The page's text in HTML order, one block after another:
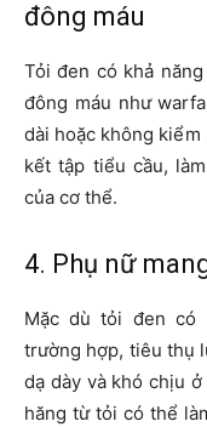
đông máu
Tỏi đen có khả
đông máu như
dài hoặc không
kết tập tiểu cầu,
của cơ thể.
4. Phụ nữ
Mặc dù tỏi đen có
trường hợp, tiêu thụ
dạ dày và khó chịu
hăng từ tỏi có thể